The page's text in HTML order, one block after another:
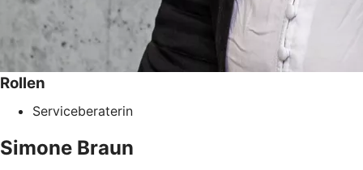
Rollen
Serviceberaterin
Simone Braun